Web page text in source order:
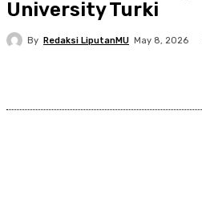
University Turki
By Redaksi LiputanMU May 8, 2026